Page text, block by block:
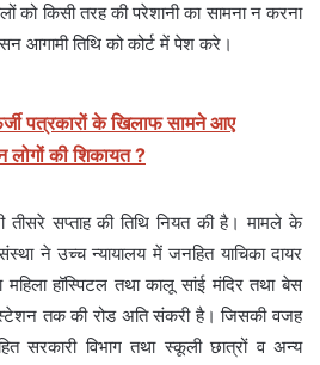
को किसी तरह की परेशानी का सामना न करना
आगामी तिथि को कोर्ट में पेश करे।
पत्रकारों के खिलाफ सामने आए
लोगों की शिकायत ?
तीसरे सप्ताह की तिथि नियत की है। मामले के
संस्था ने उच्च न्यायालय में जनहित याचिका दायर
हॉस्पिटल तथा कालू सांई मंदिर तथा बेस
तक की रोड अति संकरी है। जिसकी वजह
सरकारी विभाग तथा स्कूली छात्रों व अन्य